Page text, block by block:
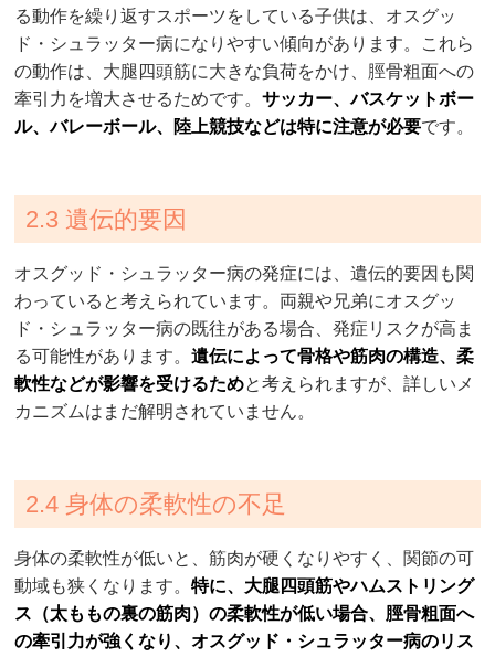
る動作を繰り返すスポーツをしている子供は、オスグッ
ド・シュラッター病になりやすい傾向があります。これら
の動作は、大腿四頭筋に大きな負荷をかけ、脛骨粗面への
牽引力を増大させるためです。サッカー、バスケットボー
ル、バレーボール、陸上競技などは特に注意が必要です。
2.3 遺伝的要因
オスグッド・シュラッター病の発症には、遺伝的要因も関
わっていると考えられています。両親や兄弟にオスグッ
ド・シュラッター病の既往がある場合、発症リスクが高ま
る可能性があります。遺伝によって骨格や筋肉の構造、柔
軟性などが影響を受けるためと考えられますが、詳しいメ
カニズムはまだ解明されていません。
2.4 身体の柔軟性の不足
身体の柔軟性が低いと、筋肉が硬くなりやすく、関節の可
動域も狭くなります。特に、大腿四頭筋やハムストリング
ス（太ももの裏の筋肉）の柔軟性が低い場合、脛骨粗面へ
の牽引力が強くなり、オスグッド・シュラッター病のリス